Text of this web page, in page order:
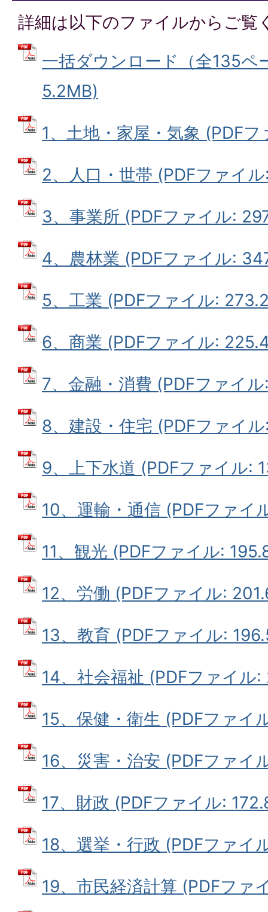
詳細は以下のファイルからご覧
一括ダウンロード（全135ペ
5.2MB)
1、土地・家屋・気象 (PDF
2、人口・世帯 (PDFファイ
3、事業所 (PDFファイル:
4、農林業 (PDFファイル:
5、工業 (PDFファイル:
6、商業 (PDFファイル:
7、金融・消費 (PDFファイ
8、建設・住宅 (PDFファイ
9、上下水道 (PDFファイル:
10、運輸・通信 (PDFファイ
11、観光 (PDFファイル:
12、労働 (PDFファイル:
13、教育 (PDFファイル:
14、社会福祉 (PDFファイル
15、保健・衛生 (PDFファイ
16、災害・治安 (PDFファイ
17、財政 (PDFファイル:
18、選挙・行政 (PDFファイ
19、市民経済計算 (PDFファ